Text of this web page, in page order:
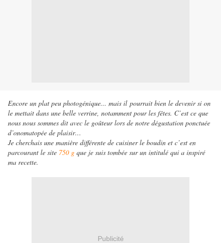
Encore un plat peu photogénique... mais il pourrait bien le devenir si on
le mettait dans une belle verrine, notamment pour les fêtes. C’est ce que
nous nous sommes dit avec le goûteur lors de notre dégustation ponctuée
d’onomatopée de plaisir…
Je cherchais une manière différente de cuisiner le boudin et c’est en
parcourant le site 750 g que je suis tombée sur un intitulé qui a inspiré
ma recette.
Publicité